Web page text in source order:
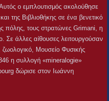
ο εμπλουτισμός ακολούθησε
της Βιβλιοθήκης σε ένα βενετικό
πόλης, τους στρατώνες Grimani, η
Σε άλλες αίθουσες λειτουργούσαν
ζωολογικό, Μουσείο Φυσικής
η συλλογή «mineralogie»
δώρισε στον Ιωάννη